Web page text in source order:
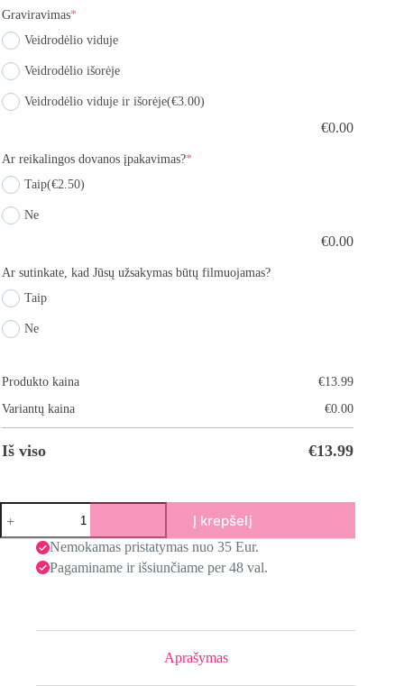
Graviravimas*
Veidrodėlio viduje
Veidrodėlio išorėje
Veidrodėlio viduje ir išorėje(€3.00)
€0.00
Ar reikalingos dovanos įpakavimas?*
Taip(€2.50)
Ne
€0.00
Ar sutinkate, kad Jūsų užsakymas būtų filmuojamas?
Taip
Ne
Produkto kaina €13.99
Variantų kaina
€0.00
Iš viso €13.99
Į krepšelį
Nemokamas pristatymas nuo 35 Eur.
Pagaminame ir išsiunčiame per 48 val.
Aprašymas